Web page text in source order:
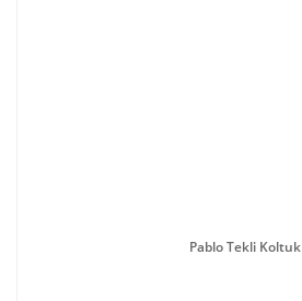
Pablo Tekli Koltuk